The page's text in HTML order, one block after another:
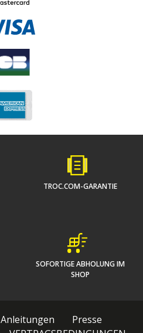
TROC.COM-GARANTIE
SOFORTIGE ABHOLUNG IM
SHOP
Anleitungen
Presse